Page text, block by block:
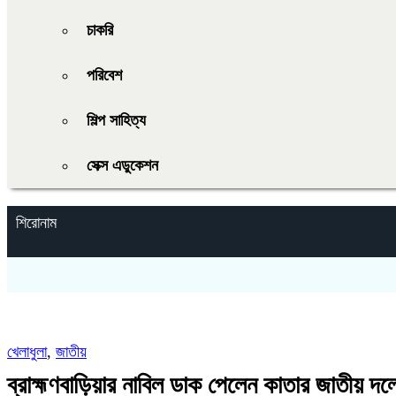
চাকরি
পরিবেশ
শিল্প সাহিত্য
সেক্স এডুকেশন
শিরোনাম
খেলাধুলা, জাতীয়
ব্রাহ্মণবাড়িয়ার নাবিল ডাক পেলেন কাতার জাতীয়